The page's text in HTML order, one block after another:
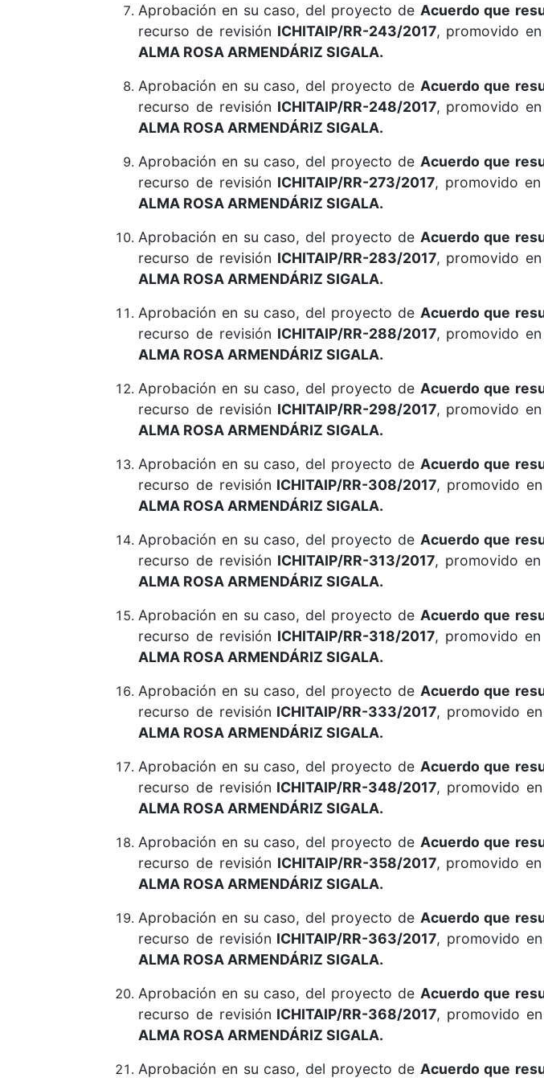
Aprobación en su caso, del proyecto de Acuerdo que
recurso de revisión ICHITAIP/RR-243/2017, promovido
ALMA ROSA ARMENDÁRIZ SIGALA.
Aprobación en su caso, del proyecto de Acuerdo que
recurso de revisión ICHITAIP/RR-248/2017, promovido
ALMA ROSA ARMENDÁRIZ SIGALA.
Aprobación en su caso, del proyecto de Acuerdo que
recurso de revisión ICHITAIP/RR-273/2017, promovido
ALMA ROSA ARMENDÁRIZ SIGALA.
Aprobación en su caso, del proyecto de Acuerdo que
recurso de revisión ICHITAIP/RR-283/2017, promovido
ALMA ROSA ARMENDÁRIZ SIGALA.
Aprobación en su caso, del proyecto de Acuerdo que
recurso de revisión ICHITAIP/RR-288/2017, promovido
ALMA ROSA ARMENDÁRIZ SIGALA.
Aprobación en su caso, del proyecto de Acuerdo que
recurso de revisión ICHITAIP/RR-298/2017, promovido
ALMA ROSA ARMENDÁRIZ SIGALA.
Aprobación en su caso, del proyecto de Acuerdo que
recurso de revisión ICHITAIP/RR-308/2017, promovido
ALMA ROSA ARMENDÁRIZ SIGALA.
Aprobación en su caso, del proyecto de Acuerdo que
recurso de revisión ICHITAIP/RR-313/2017, promovido
ALMA ROSA ARMENDÁRIZ SIGALA.
Aprobación en su caso, del proyecto de Acuerdo que
recurso de revisión ICHITAIP/RR-318/2017, promovido
ALMA ROSA ARMENDÁRIZ SIGALA.
Aprobación en su caso, del proyecto de Acuerdo que
recurso de revisión ICHITAIP/RR-333/2017, promovido
ALMA ROSA ARMENDÁRIZ SIGALA.
Aprobación en su caso, del proyecto de Acuerdo que
recurso de revisión ICHITAIP/RR-348/2017, promovido
ALMA ROSA ARMENDÁRIZ SIGALA.
Aprobación en su caso, del proyecto de Acuerdo que
recurso de revisión ICHITAIP/RR-358/2017, promovido
ALMA ROSA ARMENDÁRIZ SIGALA.
Aprobación en su caso, del proyecto de Acuerdo que
recurso de revisión ICHITAIP/RR-363/2017, promovido
ALMA ROSA ARMENDÁRIZ SIGALA.
Aprobación en su caso, del proyecto de Acuerdo que
recurso de revisión ICHITAIP/RR-368/2017, promovido
ALMA ROSA ARMENDÁRIZ SIGALA.
Aprobación en su caso, del proyecto de Acuerdo que